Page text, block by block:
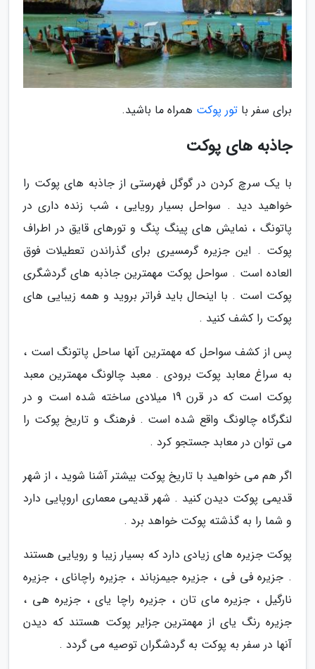
برای سفر با تور پوکت همراه ما باشید.
جاذبه های پوکت
با یک سرچ کردن در گوگل فهرستی از جاذبه های پوکت را
خواهید دید . سواحل بسیار رویایی ، شب زنده داری در
پاتونگ ، نمایش های پینگ پنگ و تورهای قایق در اطراف
پوکت . این جزیره گرمسیری برای گذراندن تعطیلات فوق
العاده است . سواحل پوکت مهمترین جاذبه های گردشگری
پوکت است . با اینحال باید فراتر بروید و همه زیبایی های
پوکت را کشف کنید .
پس از کشف سواحل که مهمترین آنها ساحل پاتونگ است ،
به سراغ معابد پوکت برودی . معبد چالونگ مهمترین معبد
پوکت است که در قرن 19 میلادی ساخته شده است و در
لنگرگاه چالونگ واقع شده است . فرهنگ و تاریخ پوکت را
می توان در معابد جستجو کرد .
اگر هم می خواهید با تاریخ پوکت بیشتر آشنا شوید ، از شهر
قدیمی پوکت دیدن کنید . شهر قدیمی معماری اروپایی دارد
و شما را به گذشته پوکت خواهد برد .
پوکت جزیره های زیادی دارد که بسیار زیبا و رویایی هستند
. جزیره فی فی ، جزیره جیمزباند ، جزیره راچانای ، جزیره
نارگیل ، جزیره مای تان ، جزیره راچا یای ، جزیره هی ،
جزیره رنگ یای از مهمترین جزایر پوکت هستند که دیدن
آنها در سفر به پوکت به گردشگران توصیه می گردد .